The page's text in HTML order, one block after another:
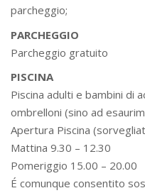
parcheggio;
PARCHEGGIO
Parcheggio gratuito
PISCINA
Piscina adulti e bambini di
ombrelloni (sino ad
Apertura Piscina
Mattina 9.30 – 12.30
Pomeriggio 15.00 – 20.00
É comunque consentito